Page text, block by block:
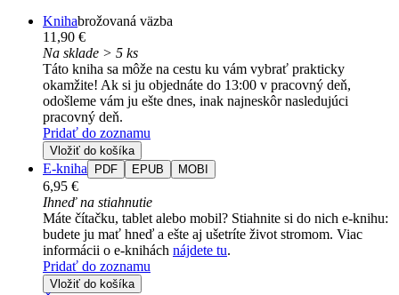
Knihabrožovaná väzba
11,90 €
Na sklade > 5 ks
Táto kniha sa môže na cestu ku vám vybrať prakticky
okamžite! Ak si ju objednáte do 13:00 v pracovný deň,
odošleme vám ju ešte dnes, inak najneskôr nasledujúci
pracovný deň.
Pridať do zoznamu
Vložiť do košíka
E-kniha PDF EPUB MOBI
6,95 €
Ihneď na stiahnutie
Máte čítačku, tablet alebo mobil? Stiahnite si do nich e-knihu:
budete ju mať hneď a ešte aj ušetríte život stromom. Viac
informácii o e-knihách nájdete tu.
Pridať do zoznamu
Vložiť do košíka